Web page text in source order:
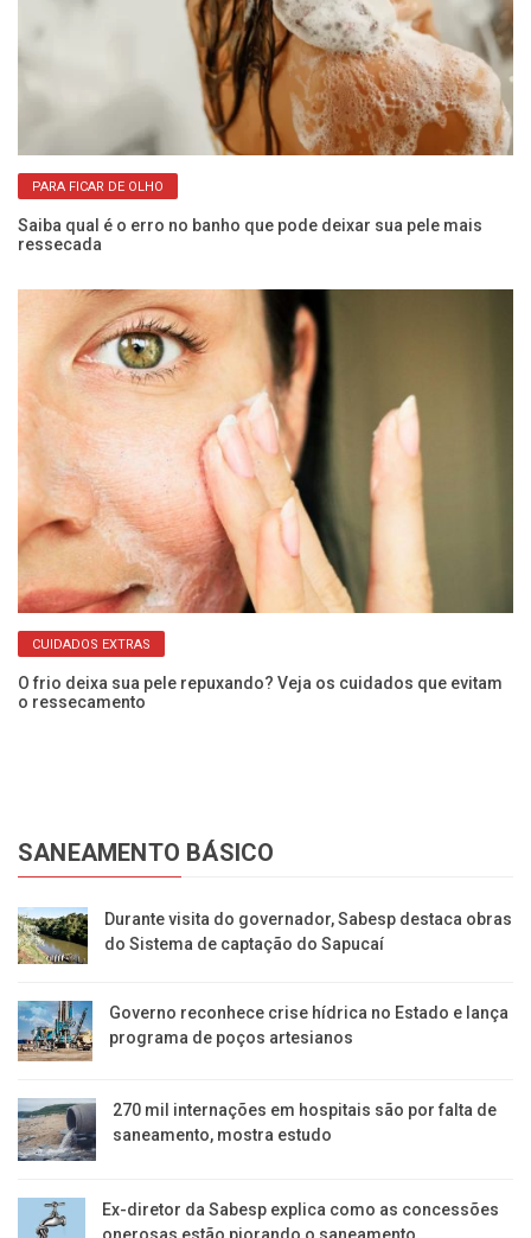
PARA FICAR DE OLHO
Saiba qual é o erro no banho que pode deixar sua pele mais
ressecada
CUIDADOS EXTRAS
O frio deixa sua pele repuxando? Veja os cuidados que evitam
o ressecamento
SANEAMENTO BÁSICO
Durante visita do governador, Sabesp destaca obras
do Sistema de captação do Sapucaí
Governo reconhece crise hídrica no Estado e lança
programa de poços artesianos
270 mil internações em hospitais são por falta de
saneamento, mostra estudo
Ex-diretor da Sabesp explica como as concessões